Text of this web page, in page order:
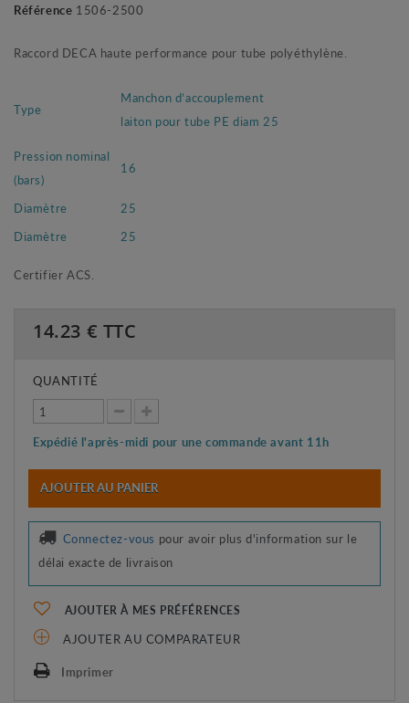
Référence 1506-2500
Raccord DECA haute performance pour tube polyéthylène.
Type
Manchon d’accouplement
laiton pour tube PE diam 25
Pression nominal
(bars)
16
Diamètre
25
Diamètre
25
Certifier ACS.
14.23 € TTC
QUANTITÉ
Expédié l'après-midi pour une commande avant 11h
AJOUTER AU PANIER
Connectez-vous pour avoir plus d'information sur le
délai exacte de livraison
AJOUTER À MES PRÉFÉRENCES
AJOUTER AU COMPARATEUR
Imprimer